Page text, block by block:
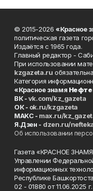
© 2015-2026 «Красное
политическая газета
Издаётся с 1965 года.
Главный редактор -
При использовании
kzgazeta.ru
Категория
«Красное знамя
ВК -vk.com/kz_gazeta
ОК - ok.ru/kzgazeta
MAKC - max.ru/
Я.Дзен - dzen.ru/
Об использовании
Газета «КРАСНОЕ
Управлении
информационных
Республике
02 - 01880 от 11.06.2025 г.